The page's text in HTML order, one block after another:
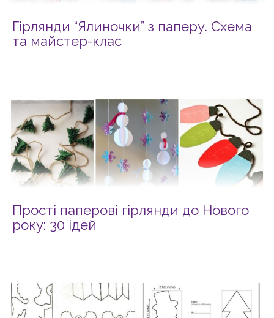
Гірлянди “Ялиночки” з паперу. Схема
та майстер-клас
Прості паперові гірлянди до Нового
року: 30 ідей